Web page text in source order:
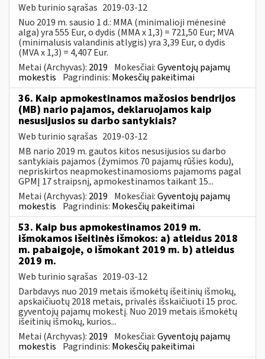
Web turinio sąrašas 2019-03-12
Nuo 2019 m. sausio 1 d.: MMA (minimalioji mėnesinė
alga) yra 555 Eur, o dydis (MMA x 1,3) = 721,50 Eur; MVA
(minimalusis valandinis atlygis) yra 3,39 Eur, o dydis
(MVA x 1,3) = 4,407 Eur.
Metai (Archyvas): 2019 Mokesčiai:Gyventojų pajamų
mokestis Pagrindinis: Mokesčių pakeitimai
36. Kaip apmokestinamos mažosios bendrijos
(MB) nario pajamos, deklaruojamos kaip
nesusijusios su darbo santykiais?
Web turinio sąrašas 2019-03-12
MB nario 2019 m. gautos kitos nesusijusios su darbo
santykiais pajamos (žymimos 70 pajamų rūšies kodu),
nepriskirtos neapmokestinamosioms pajamoms pagal
GPMĮ 17 straipsnį, apmokestinamos taikant 15...
Metai (Archyvas): 2019 Mokesčiai:Gyventojų pajamų
mokestis Pagrindinis: Mokesčių pakeitimai
53. Kaip bus apmokestinamos 2019 m.
išmokamos išeitinės išmokos: a) atleidus 2018
m. pabaigoje, o išmokant 2019 m. b) atleidus
2019 m.
Web turinio sąrašas 2019-03-12
Darbdavys nuo 2019 metais išmokėtų išeitinių išmokų,
apskaičiuotų 2018 metais, privalės išskaičiuoti 15 proc.
gyventojų pajamų mokestį. Nuo 2019 metais išmokėtų
išeitinių išmokų, kurios...
Metai (Archyvas): 2019 Mokesčiai:Gyventojų pajamų
mokestis Pagrindinis: Mokesčių pakeitimai